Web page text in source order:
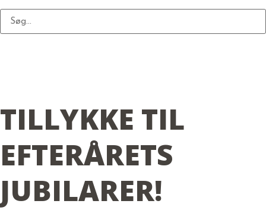
TILLYKKE TIL
EFTERÅRETS
JUBILARER!